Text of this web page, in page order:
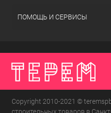
ПОМОЩЬ И СЕРВИСЫ
Copyright 2010-2021 ©